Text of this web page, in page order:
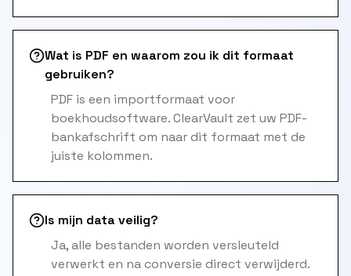
Wat is PDF en waarom zou ik dit formaat
gebruiken?
PDF is een importformaat voor
boekhoudsoftware. ClearVault zet uw PDF-
bankafschrift om naar dit formaat met de
juiste kolommen.
Is mijn data veilig?
Ja, alle bestanden worden versleuteld
verwerkt en na conversie direct verwijderd.